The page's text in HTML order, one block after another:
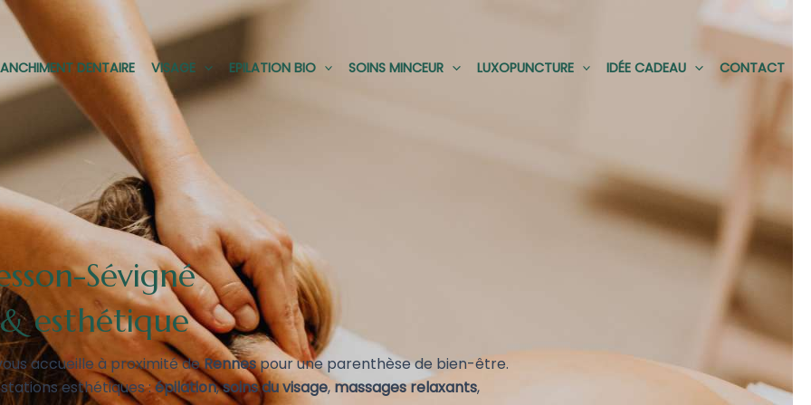
DENTAIRE VISAGE EPILATION BIO SOINS MINCEUR LUXOPUNCTURE IDÉE CADEAU CONTACT
Sévigné
& esthétique
accueille à proximité deRennespour une parenthèse de bien-être.
esthétiques :épilation,soins du visage,massages relaxants,